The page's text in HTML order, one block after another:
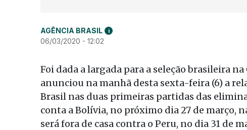
AGÊNCIA BRASIL i
06/03/2020 - 12:02
Foi dada a largada para a seleção brasileira
anunciou na manhã desta sexta-feira (6) a
Brasil nas duas primeiras partidas das
conta a Bolívia, no próximo dia 27 de março,
será fora de casa contra o Peru, no dia 31 de